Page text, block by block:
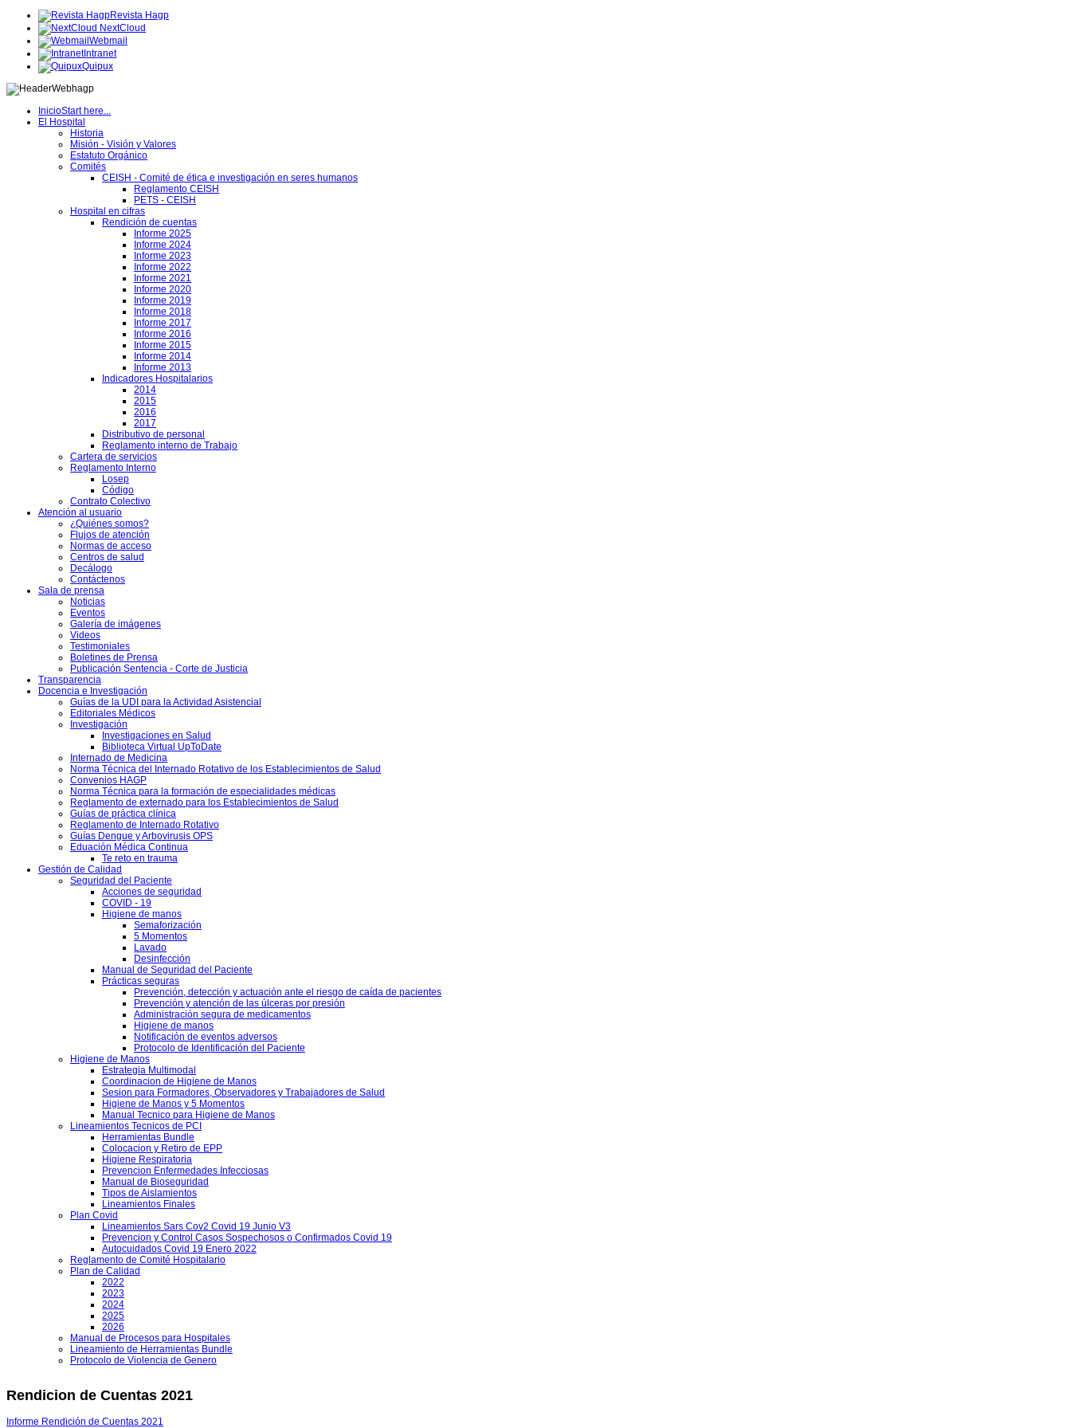
Revista Hagp
NextCloud
Webmail
Intranet
Quipux
InicioStart here...
El Hospital
Historia
Misión - Visión y Valores
Estatuto Orgánico
Comités
CEISH - Comité de ética e investigación en seres humanos
Reglamento CEISH
PETS - CEISH
Hospital en cifras
Rendición de cuentas
Informe 2025
Informe 2024
Informe 2023
Informe 2022
Informe 2021
Informe 2020
Informe 2019
Informe 2018
Informe 2017
Informe 2016
Informe 2015
Informe 2014
Informe 2013
Indicadores Hospitalarios
2014
2015
2016
2017
Distributivo de personal
Reglamento interno de Trabajo
Cartera de servicios
Reglamento Interno
Losep
Código
Contrato Colectivo
Atención al usuario
¿Quiénes somos?
Flujos de atención
Normas de acceso
Centros de salud
Decálogo
Contáctenos
Sala de prensa
Noticias
Eventos
Galería de imágenes
Videos
Testimoniales
Boletines de Prensa
Publicación Sentencia - Corte de Justicia
Transparencia
Docencia e Investigación
Guías de la UDI para la Actividad Asistencial
Editoriales Médicos
Investigación
Investigaciones en Salud
Biblioteca Virtual UpToDate
Internado de Medicina
Norma Técnica del Internado Rotativo de los Establecimientos de Salud
Convenios HAGP
Norma Técnica para la formación de especialidades médicas
Reglamento de externado para los Establecimientos de Salud
Guías de práctica clínica
Reglamento de Internado Rotativo
Guías Dengue y Arbovirusis OPS
Eduación Médica Continua
Te reto en trauma
Gestión de Calidad
Seguridad del Paciente
Acciones de seguridad
COVID - 19
Higiene de manos
Semaforización
5 Momentos
Lavado
Desinfección
Manual de Seguridad del Paciente
Prácticas seguras
Prevención, detección y actuación ante el riesgo de caída de pacientes
Prevención y atención de las úlceras por presión
Administración segura de medicamentos
Higiene de manos
Notificación de eventos adversos
Protocolo de Identificación del Paciente
Higiene de Manos
Estrategia Multimodal
Coordinacion de Higiene de Manos
Sesion para Formadores, Observadores y Trabajadores de Salud
Higiene de Manos y 5 Momentos
Manual Tecnico para Higiene de Manos
Lineamientos Tecnicos de PCI
Herramientas Bundle
Colocacion y Retiro de EPP
Higiene Respiratoria
Prevencion Enfermedades Infecciosas
Manual de Bioseguridad
Tipos de Aislamientos
Lineamientos Finales
Plan Covid
Lineamientos Sars Cov2 Covid 19 Junio V3
Prevencion y Control Casos Sospechosos o Confirmados Covid 19
Autocuidados Covid 19 Enero 2022
Reglamento de Comité Hospitalario
Plan de Calidad
2022
2023
2024
2025
2026
Manual de Procesos para Hospitales
Lineamiento de Herramientas Bundle
Protocolo de Violencia de Genero
Rendicion de Cuentas 2021
Informe Rendición de Cuentas 2021